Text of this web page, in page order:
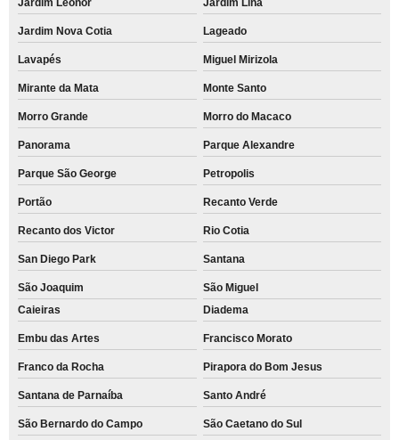
Jardim Leonor Jardim Lina
Jardim Nova Cotia Lageado
Lavapés Miguel Mirizola
Mirante da Mata Monte Santo
Morro Grande Morro do Macaco
Panorama Parque Alexandre
Parque São George Petropolis
Portão Recanto Verde
Recanto dos Victor Rio Cotia
San Diego Park Santana
São Joaquim
São Miguel
Caieiras
Diadema
Embu das Artes Francisco Morato
Franco da Rocha Pirapora do Bom Jesus
Santana de Parnaíba Santo André
São Bernardo do Campo São Caetano do Sul